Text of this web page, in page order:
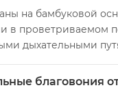
на бамбуковой
в проветриваемом
дыхательными
благовония